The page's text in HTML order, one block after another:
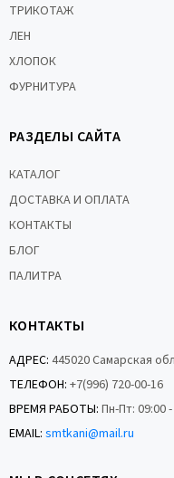
ТРИКОТАЖ
ЛЕН
ХЛОПОК
ФУРНИТУРА
РАЗДЕЛЫ САЙТА
КАТАЛОГ
ДОСТАВКА И ОПЛАТА
КОНТАКТЫ
БЛОГ
ПАЛИТРА
КОНТАКТЫ
АДРЕС: 445020 Самарская
ТЕЛЕФОН: +7(996) 720-00-16
ВРЕМЯ РАБОТЫ: Пн-Пт: 09:00
EMAIL: smtkani@mail.ru